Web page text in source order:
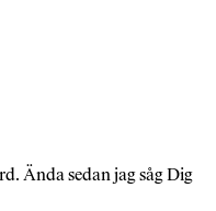
Ända sedan jag såg Dig